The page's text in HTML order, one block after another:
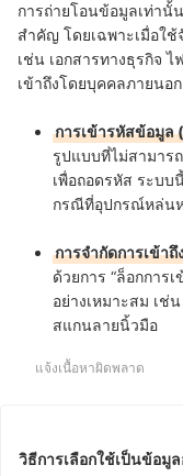
การถ่ายโอนข้อมูลเท่านั้
สำคัญ โดยเฉพาะเมื่อใ
เช่น เอกสารทางธุรกิจ
เข้าถึงโดยบุคคลภายนอก
การเข้ารหัสข้อมูล
รูปแบบที่ไม่สามาร
เพื่อถอดรหัส ระบบ
กรณีที่อุปกรณ์หล่น
การจำกัดการเข้า
ด้วยการ “ล็อกการ
อย่างเหมาะสม เช่
สแกนลายนิ้วมือ
แจ้งเนื้อหาผิดพลาด
วิธีการเลือกใช้เป็นข้อมู